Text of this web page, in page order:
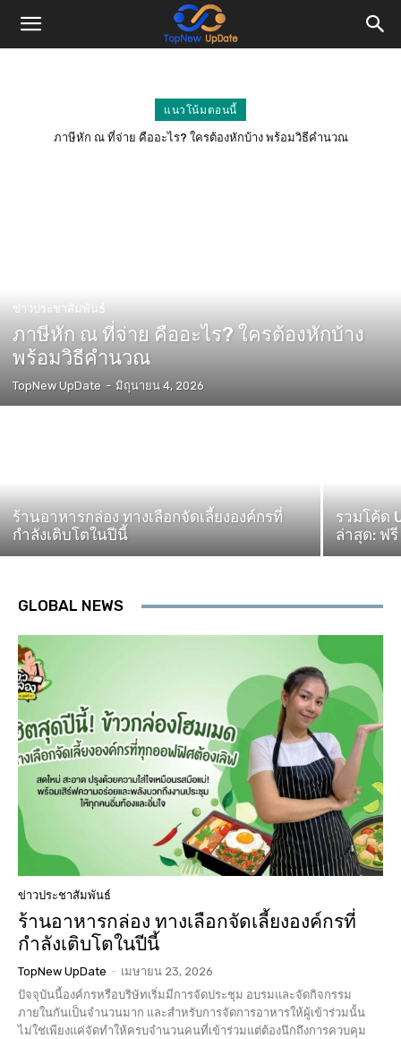
แนวโน้มตอนนี้
ภาษีหัก ณ ที่จ่าย คืออะไร? ใครต้องหักบ้าง พร้อมวิธีคำนวณ
ข่าวประชาสัมพันธ์
ภาษีหัก ณ ที่จ่าย คืออะไร? ใครต้องหักบ้าง
พร้อมวิธีคำนวณ
TopNew UpDate - มิถุนายน 4, 2026
ร้านอาหารกล่อง ทางเลือกจัดเลี้ยงองค์กรที่
กำลังเติบโตในปีนี้
รวมโค้ด
ล่าสุด: ฟ
GLOBAL NEWS
ข่าวประชาสัมพันธ์
ร้านอาหารกล่อง ทางเลือกจัดเลี้ยงองค์กรที่
กำลังเติบโตในปีนี้
TopNew UpDate - เมษายน 23, 2026
ปัจจุบันนี้องค์กรหรือบริษัทเริ่มมีการจัดประชุม อบรมและจัดกิจกรรม
ภายในกันเป็นจำนวนมาก และสำหรับการจัดการอาหารให้ผู้เข้าร่วมนั้น
ไม่ใช่เพียงแค่จัดทำให้ครบจำนวนคนที่เข้าร่วมแต่ต้องนึกถึงการควบคุม